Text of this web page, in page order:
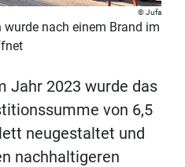
Jufa
nach einem Brand im
Jahr 2023 wurde das
von 6,5
neugestaltet und
nachhaltigeren